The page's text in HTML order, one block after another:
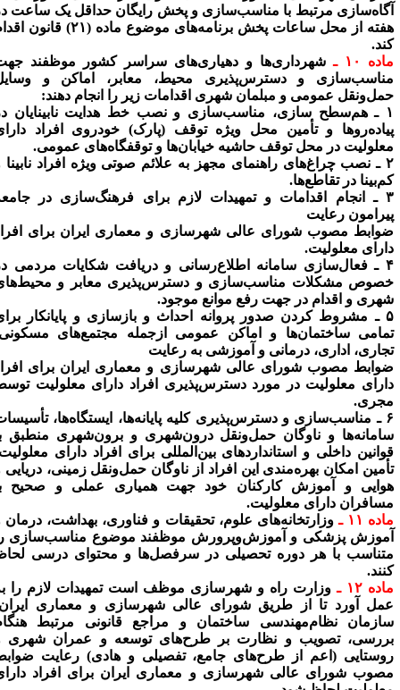
مرتبط با مناسب‌سازی و پخش رایگان حداقل یک ساعت در
هفته از محل ساعات پخش برنامه‌های موضوع ماده (۲۱) قانون اقدام
۱۰ ـ
شهرداری‌ها و دهیاری‌های سراسر کشور موظفند جهت
و دسترس‌پذیری محیط، معابر، اماکن و وسایل
عمومی و مبلمان شهری اقدامات زیر را انجام دهند:
۱ ـ هم‌سطح سازی، مناسب‌سازی و نصب خط هدایت نابینایان در
و تأمین محل ویژه توقف (پارک) خودروی افراد دارای
در محل توقف حاشیه خیابان‌ها و توقفگاه‌های عمومی.
۲ ـ نصب چراغ‌های راهنمای مجهز به علائم صوتی ویژه افراد نابینا و
در تقاطع‌ها.
۳ ـ انجام اقدامات و تمهیدات لازم برای فرهنگ‌سازی در جامعه
رعایت
مصوب شورای عالی شهرسازی و معماری ایران برای افراد
معلولیت.
۴ ـ فعال‌سازی سامانه اطلاع‌رسانی و دریافت شکایات مردمی در
مشکلات مناسب‌سازی و دسترس‌پذیری معابر و محیط‌های
و اقدام در جهت رفع موانع موجود.
۵ ـ مشروط کردن صدور پروانه احداث و بازسازی و پایانکار برای
ساختمان‌ها و اماکن عمومی ازجمله مجتمع‌های مسکونی،
اداری، درمانی و آموزشی به رعایت
مصوب شورای عالی شهرسازی و معماری ایران برای افراد
معلولیت در مورد دسترس‌پذیری افراد دارای معلولیت توسط
۶ ـ مناسب‌سازی و دسترس‌پذیری کلیه پایانه‌ها، ایستگاه‌ها، تأسیسات
و ناوگان حمل‌ونقل درون‌شهری و برون‌شهری منطبق با
داخلی و استانداردهای بین‌المللی برای افراد دارای معلولیت،
امکان بهره‌مندی این افراد از ناوگان حمل‌ونقل زمینی، دریایی و
و آموزش کارکنان خود جهت همیاری عملی و صحیح با
دارای معلولیت.
۱۱ ـ
وزارتخانه‌های علوم، تحقیقات و فناوری، بهداشت، درمان و
پزشکی و آموزش‌وپرورش موظفند موضوع مناسب‌سازی را
با هر دوره تحصیلی در سرفصل‌ها و محتوای درسی لحاظ
۱۲ ـ
وزارت راه و شهرسازی موظف است تمهیدات لازم را به
آورد تا از طریق شورای عالی شهرسازی و معماری ایران،
نظام‌مهندسی ساختمان و مراجع قانونی مرتبط هنگام
تصویب و نظارت بر طرح‌های توسعه و عمران شهری و
(اعم از طرح‌های جامع، تفصیلی و هادی) رعایت ضوابط
شورای عالی شهرسازی و معماری ایران برای افراد دارای